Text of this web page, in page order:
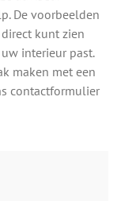
De voorbeelden
kunt zien
interieur past.
maken met een
contactformulier